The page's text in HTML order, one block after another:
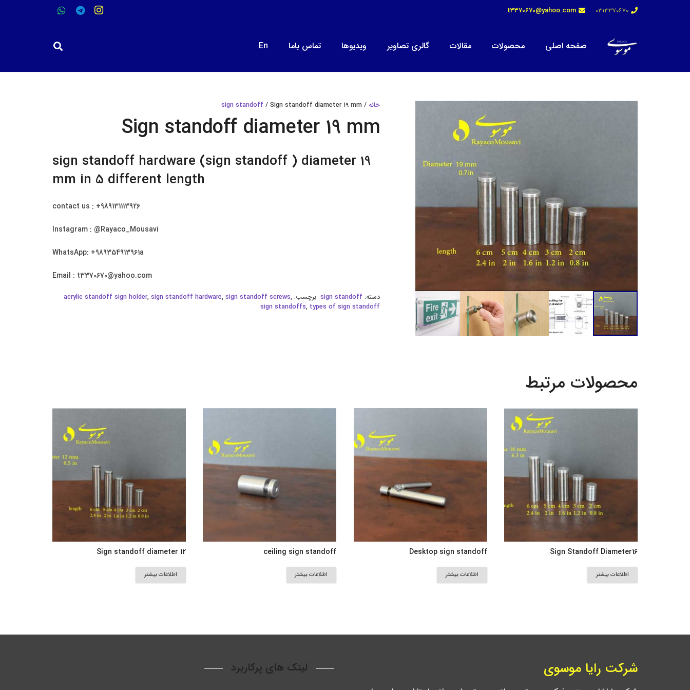
0313370670
t3370670@yahoo.com
صفحه اصلی محصولات مقالات گالری تصاویر ویدیوها تماس باما En
خانه /
sign standoff / Sign standoff diameter 19 mm
Sign standoff diameter 19 mm
sign standoff hardware (sign standoff ) diameter 19
mm in 5 different length
contact us : +989131113926
Instagram : @Rayaco_Mousavi
WhatsApp: +989354913961a
Email : t3370670@yahoo.com
دسته: sign standoff برچسب: acrylic standoff sign holder,sign standoff hardware,sign standoff screws,
sign standoffs, types of sign standoff
محصولات مرتبط
Sign Standoff Diameter16
اطلاعات بیشتر
Desktop sign standoff
اطلاعات بیشتر
ceiling sign standoff
اطلاعات بیشتر
Sign standoff diameter 12
اطلاعات بیشتر
شرکت رایا موسوی لینک های پرکاربرد